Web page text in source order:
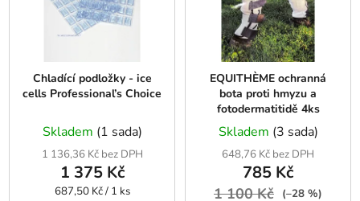
Chladící podložky - ice
cells Professional’s Choice
Skladem (1 sada)
1 136,36 Kč bez DPH
1 375 Kč
Měrná
687,50 Kč / 1 ks
EQUITHÈME ochranná
bota proti hmyzu a
fotodermatitidě 4ks
Skladem (3 sada)
648,76 Kč bez DPH
785 Kč
1 100 Kč
(–28 %)